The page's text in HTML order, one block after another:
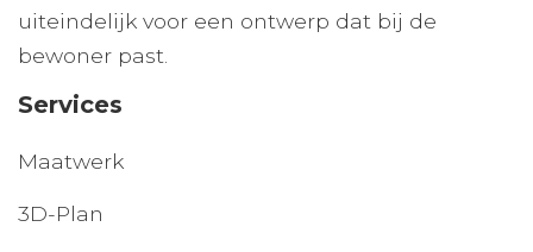
uiteindelijk voor een ontwerp dat bij de
bewoner past.
Services
Maatwerk
3D-Plan